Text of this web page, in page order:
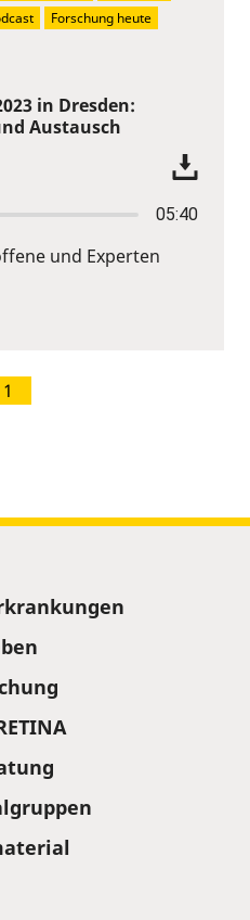
in Dresden:
Austausch
05:40
und Experten
Forschung heute
1